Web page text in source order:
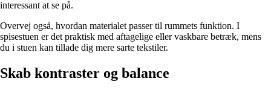
interessant at se på.
Overvej også, hvordan materialet passer til rummets funktion. I
spisestuen er det praktisk med aftagelige eller vaskbare betræk, mens
du i stuen kan tillade dig mere sarte tekstiler.
Skab kontraster og balance